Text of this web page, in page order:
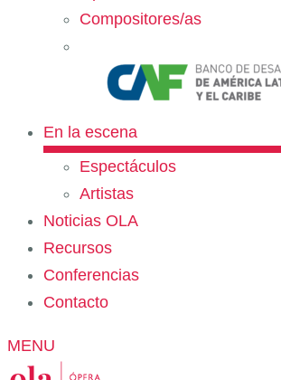
Compositores/as
En la escena
Espectáculos
Artistas
Noticias OLA
Recursos
Conferencias
Contacto
MENU